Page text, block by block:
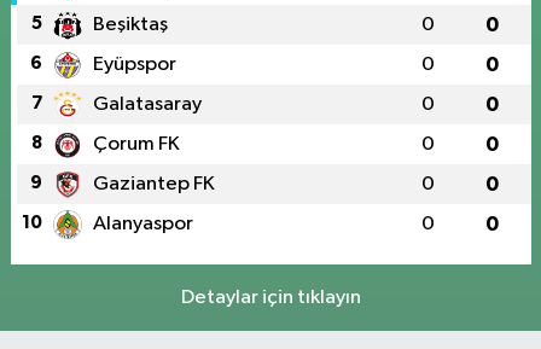
5 Beşiktaş 0 0
6 Eyüpspor 0 0
7 Galatasaray 0 0
8 Çorum FK 0 0
9 Gaziantep FK 0 0
10 Alanyaspor 0 0
Detaylar için tıklayın